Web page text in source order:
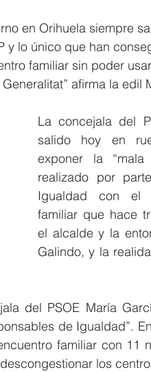
en Orihuela siempre
y lo único que han
familiar sin poder
afirma la edil
La concejala del
salido hoy en
exponer la
realizado por
Igualdad con el
familiar que hace
el alcalde y la
Galindo, y la
del PSOE María
de Igualdad”.
familiar con 11
los